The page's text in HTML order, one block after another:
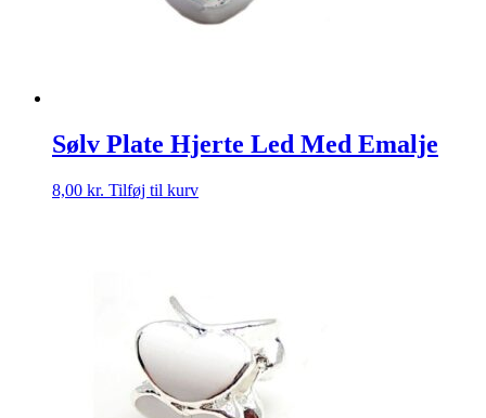
Sølv Plate Hjerte Led Med Emalje
8,00 kr. Tilføj til kurv